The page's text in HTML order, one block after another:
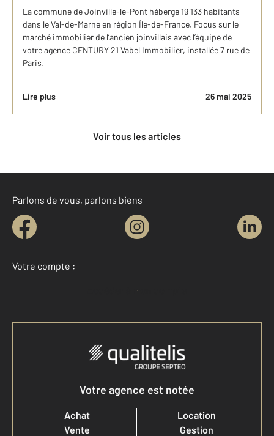
La commune de Joinville-le-Pont héberge 19 133 habitants
dans le Val-de-Marne en région Île-de-France. Focus sur le
marché immobilier de l’ancien joinvillais avec l’équipe de
votre agence CENTURY 21 Vabel Immobilier, installée 7 rue de
Paris.
Lire plus 26 mai 2025
Voir tous les articles
Parlons de vous, parlons biens
Votre compte :
Accéder à mon compte
Votre agence est notée
Achat
Vente
Location
Gestion